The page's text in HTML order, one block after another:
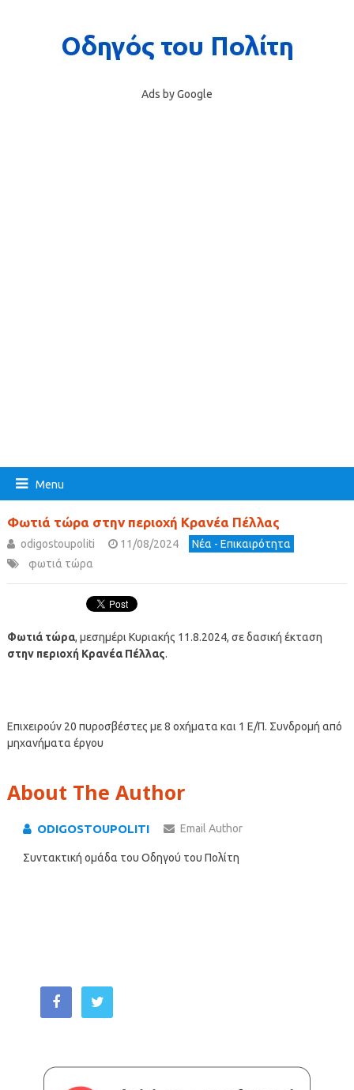
Ads by Google
Menu
Φωτιά τώρα στην περιοχή Κρανέα Πέλλας
odigostoupoliti 11/08/2024
Νέα - Επικαιρότητα
φωτιά τώρα
Φωτιά τώρα, μεσημέρι Κυριακής 11.8.2024, σε δασική έκταση
στην περιοχή Κρανέα Πέλλας.
Επιχειρούν 20 πυροσβέστες με 8 οχήματα και 1 Ε/Π. Συνδρομή από
μηχανήματα έργου
About The Author
ODIGOSTOUPOLITI Email Author
Συντακτική ομάδα του Οδηγού του Πολίτη